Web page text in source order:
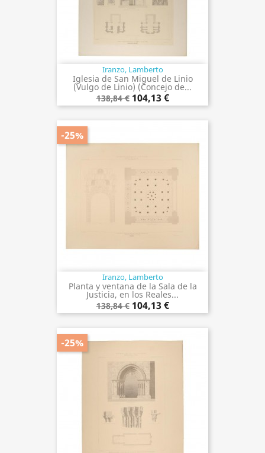
Iranzo, Lamberto
Iglesia de San Miguel de Linio
(Vulgo de Linio) (Concejo de...
138,84 € 104,13 €
Iranzo, Lamberto
Planta y ventana de la Sala de la
Justicia, en los Reales...
138,84 € 104,13 €
-25%
-25%